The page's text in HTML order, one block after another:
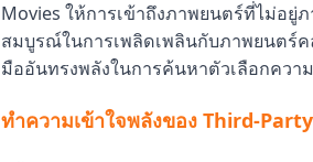
Movies ให้การเข้าถึงภาพยนตร์ที่ไม่อ
สมบูรณ์ในการเพลิดเพลินกับภาพยนตร์ค
มืออันทรงพลังในการค้นหาตัวเลือกควา
ทำความเข้าใจพลังของ Third-